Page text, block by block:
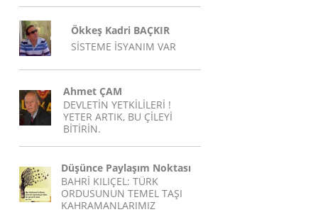
Ökkeş Kadri BAÇKIR
SİSTEME İSYANIM VAR
Ahmet ÇAM
DEVLETİN YETKİLİLERİ !
YETER ARTIK, BU ÇİLEYİ
BİTİRİN.
Düşünce Paylaşım Noktası
BAHRİ KILIÇEL: TÜRK
ORDUSUNUN TEMEL TAŞI
KAHRAMANLARIMIZ